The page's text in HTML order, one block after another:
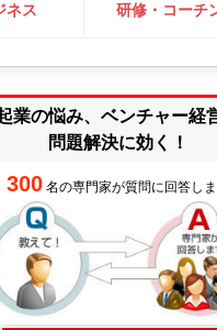
ネス 研修・コーチ
業の悩み、ベンチャー経
問題解決に効く！
300 名の専門家が質問に回答し